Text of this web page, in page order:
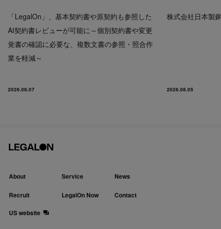
「LegalOn」、基本契約書や原契約も参照した
AI契約書レビューが可能に～個別契約書や変更
覚書の確認に必要な、複数文書の参照・照合作
業を軽減～
2026.08.07
株式会社日本製
2026.08.05
About Service News
Recruit LegalOn Now
Contact
US website